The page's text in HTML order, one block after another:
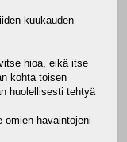
kuukauden
hioa, eikä itse
kohta toisen
huolellisesti tehtyä
omien havaintojeni